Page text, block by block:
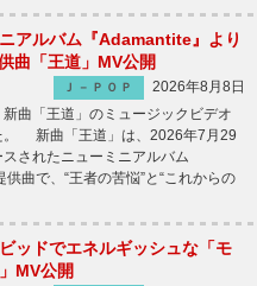
アルバム『Adamantite』より
曲「王道」MV公開
Ｊ－ＰＯＰ
2026年8月8日
曲「王道」のミュージックビデオ
。 新曲「王道」は、2026年7月29
スされたニューミニアルバム
曲で、“王者の苦悩”と“これからの
ッドでエネルギッシュな「モ
MV公開